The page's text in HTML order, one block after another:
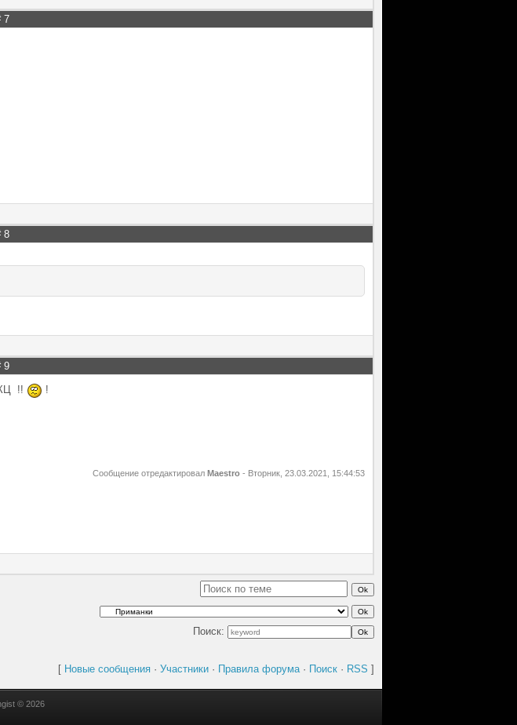
7
8
9
КЦ !!
!
Сообщение отредактировал Maestro - Вторник, 23.03.2021, 15:44:53
Поиск:
[ Новые сообщения · Участники · Правила форума· Поиск · RSS ]
© 2026